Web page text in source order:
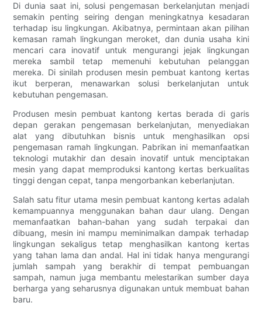
Di dunia saat ini, solusi pengemasan berkelanjutan menjadi
semakin penting seiring dengan meningkatnya kesadaran
terhadap isu lingkungan. Akibatnya, permintaan akan pilihan
kemasan ramah lingkungan meroket, dan dunia usaha kini
mencari cara inovatif untuk mengurangi jejak lingkungan
mereka sambil tetap memenuhi kebutuhan pelanggan
mereka. Di sinilah produsen mesin pembuat kantong kertas
ikut berperan, menawarkan solusi berkelanjutan untuk
kebutuhan pengemasan.
Produsen mesin pembuat kantong kertas berada di garis
depan gerakan pengemasan berkelanjutan, menyediakan
alat yang dibutuhkan bisnis untuk menghasilkan opsi
pengemasan ramah lingkungan. Pabrikan ini memanfaatkan
teknologi mutakhir dan desain inovatif untuk menciptakan
mesin yang dapat memproduksi kantong kertas berkualitas
tinggi dengan cepat, tanpa mengorbankan keberlanjutan.
Salah satu fitur utama mesin pembuat kantong kertas adalah
kemampuannya menggunakan bahan daur ulang. Dengan
memanfaatkan bahan-bahan yang sudah terpakai dan
dibuang, mesin ini mampu meminimalkan dampak terhadap
lingkungan sekaligus tetap menghasilkan kantong kertas
yang tahan lama dan andal. Hal ini tidak hanya mengurangi
jumlah sampah yang berakhir di tempat pembuangan
sampah, namun juga membantu melestarikan sumber daya
berharga yang seharusnya digunakan untuk membuat bahan
baru.